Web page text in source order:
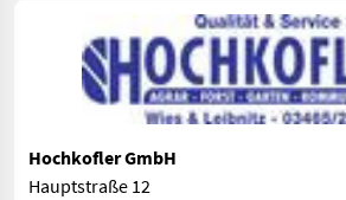
Hochkofler GmbH
Hauptstraße 12